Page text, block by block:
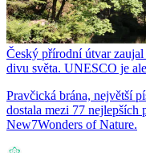
Český přírodní útvar
divu světa. UNESCO je
Pravčická brána, největší
dostala mezi 77
New7Wonders of Nature.